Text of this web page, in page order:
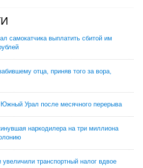
самокатчика выплатить сбитой им
отца, приняв того за вора,
Урал после месячного перерыва
наркодилера на три миллиона
увеличили транспортный налог вдвое